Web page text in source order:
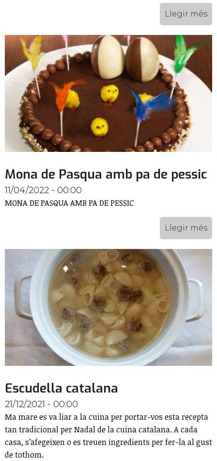
Llegir més
Mona de Pasqua amb pa de pessic
11/04/2022 - 00:00
MONA DE PASQUA AMB PA DE PESSIC
Llegir més
Escudella catalana
21/12/2021 - 00:00
Ma mare es va liar a la cuina per portar-vos esta recepta
tan tradicional per Nadal de la cuina catalana. A cada
casa, s’afegeixen o es treuen ingredients per fer-la al gust
de tothom.